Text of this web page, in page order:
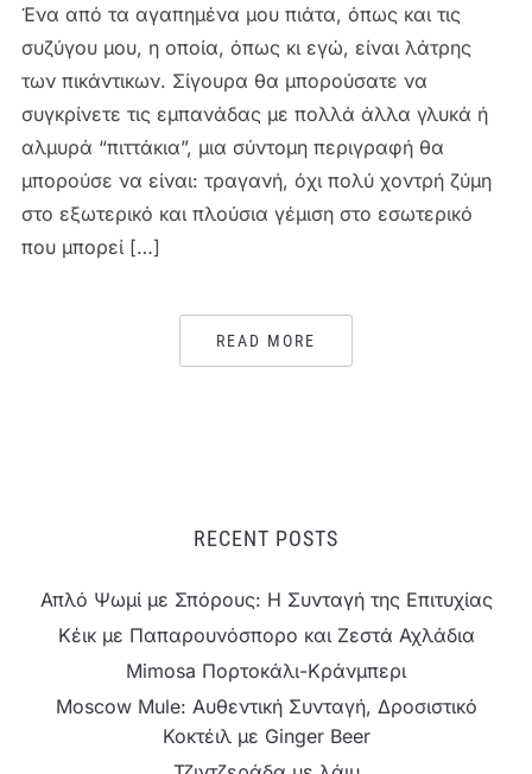
Ένα από τα αγαπημένα μου πιάτα, όπως και τις
συζύγου μου, η οποία, όπως κι εγώ, είναι λάτρης
των πικάντικων. Σίγουρα θα μπορούσατε να
συγκρίνετε τις εμπανάδας με πολλά άλλα γλυκά ή
αλμυρά “πιττάκια”, μια σύντομη περιγραφή θα
μπορούσε να είναι: τραγανή, όχι πολύ χοντρή ζύμη
στο εξωτερικό και πλούσια γέμιση στο εσωτερικό
που μπορεί […]
READ MORE
RECENT POSTS
Απλό Ψωμί με Σπόρους: Η Συνταγή της Επιτυχίας
Κέικ με Παπαρουνόσπορο και Ζεστά Αχλάδια
Mimosa Πορτοκάλι-Κράνμπερι
Moscow Mule: Αυθεντική Συνταγή, Δροσιστικό
Κοκτέιλ με Ginger Beer